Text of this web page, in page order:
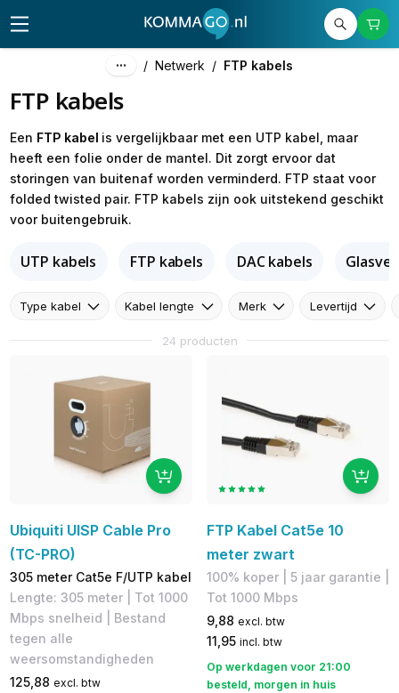
/ Netwerk / FTP kabels
FTP kabels
Een FTP kabel is vergelijkbaar met een UTP kabel, maar
heeft een folie onder de mantel. Dit zorgt ervoor dat
storingen van buitenaf worden verminderd. FTP staat voor
folded twisted pair. FTP kabels zijn ook uitstekend geschikt
voor buitengebruik.
UTP kabels FTP kabels DAC kabels
Type kabel Kabel lengte Merk Levertijd
24 producten
Ubiquiti UISP Cable Pro
(TC-PRO)
305 meter Cat5e F/UTP kabel
Lengte: 305 meter | Tot 1000
Mbps snelheid | Bestand
tegen alle
weersomstandigheden
125,88 excl. btw
FTP Kabel Cat5e 10
meter zwart
100% koper​ | 5 jaar garantie |
​Tot 1000 Mbps
9,88 excl. btw
11,95 incl. btw
Op werkdagen voor 21:00
besteld, morgen in huis